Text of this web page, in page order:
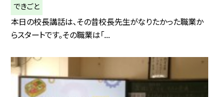
できごと
本日の校長講話は、その昔校長先生がなりたかった職業か
らスタートです。その職業は「...